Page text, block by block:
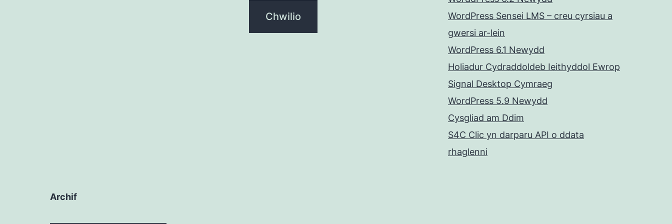
WordPress Sensei LMS – creu cyrsiau a
gwersi ar-lein
WordPress 6.1 Newydd
Holiadur Cydraddoldeb Ieithyddol Ewrop
Signal Desktop Cymraeg
WordPress 5.9 Newydd
Cysgliad am Ddim
S4C Clic yn darparu API o ddata
rhaglenni
Archif